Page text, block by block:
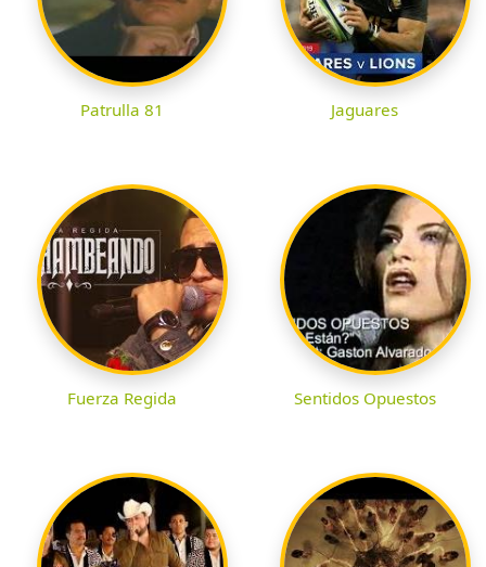
Patrulla 81 Jaguares
Fuerza Regida Sentidos Opuestos